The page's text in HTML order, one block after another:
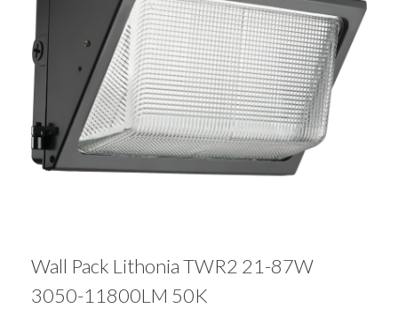
Wall Pack Lithonia TWR2 21-87W
3050-11800LM 50K